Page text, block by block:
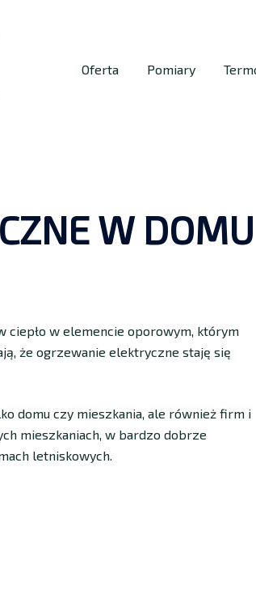
Oferta Pomiary
W DOMU
ciepło w elemencie oporowym, którym
że ogrzewanie elektryczne staję się
domu czy mieszkania, ale również firm i
mieszkaniach, w bardzo dobrze
letniskowych.